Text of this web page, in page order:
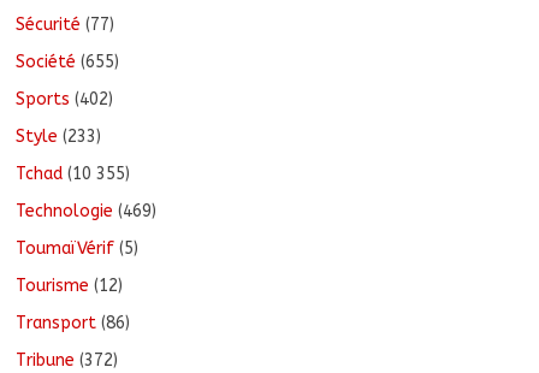
Sécurité (77)
Société (655)
Sports (402)
Style (233)
Tchad (10 355)
Technologie (469)
ToumaïVérif (5)
Tourisme (12)
Transport (86)
Tribune (372)